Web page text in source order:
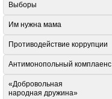
Выборы
Им нужна мама
Противодействие коррупции
Антимонопольный комплаенс
«Добровольная
народная дружина»